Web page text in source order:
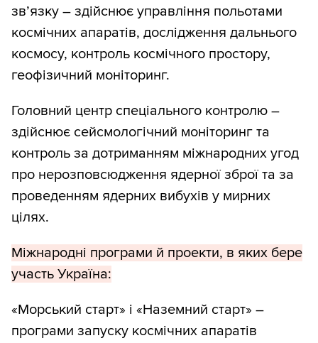
зв’язку – здійснює управління польотами
космічних апаратів, дослідження дальнього
космосу, контроль космічного простору,
геофізичний моніторинг.
Головний центр спеціального контролю –
здійснює сейсмологічний моніторинг та
контроль за дотриманням міжнародних угод
про нерозповсюдження ядерної зброї та за
проведенням ядерних вибухів у мирних
цілях.
Міжнародні програми й проекти, в яких бере
участь Україна:
«Морський старт» і «Наземний старт» –
програми запуску космічних апаратів